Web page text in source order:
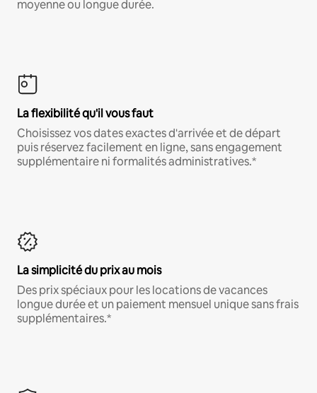
moyenne ou longue durée.
La flexibilité qu'il vous faut
Choisissez vos dates exactes d'arrivée et de départ
puis réservez facilement en ligne, sans engagement
supplémentaire ni formalités administratives.*
La simplicité du prix au mois
Des prix spéciaux pour les locations de vacances
longue durée et un paiement mensuel unique sans frais
supplémentaires.*